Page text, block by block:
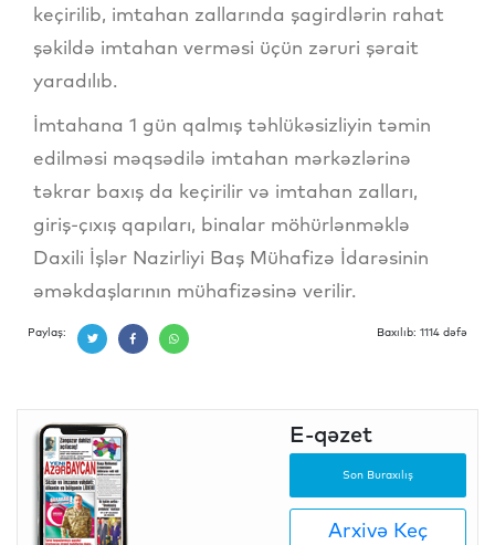
keçirilib, imtahan zallarında şagirdlərin rahat
şəkildə imtahan verməsi üçün zəruri şərait
yaradılıb.
İmtahana 1 gün qalmış təhlükəsizliyin təmin
edilməsi məqsədilə imtahan mərkəzlərinə
təkrar baxış da keçirilir və imtahan zalları,
giriş-çıxış qapıları, binalar möhürlənməklə
Daxili İşlər Nazirliyi Baş Mühafizə İdarəsinin
əməkdaşlarının mühafizəsinə verilir.
Paylaş: Baxılıb: 1114 dəfə
E-qəzet
Son Buraxılış
Arxivə Keç